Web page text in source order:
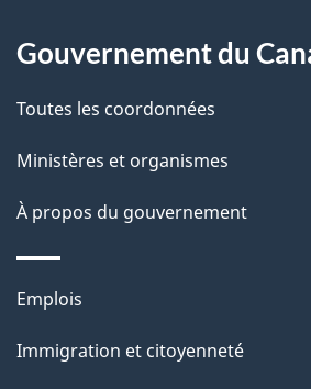
d
e
p
a
site
Gouvernement du
Toutes les coordonnées
Ministères et organismes
À propos du gouvernement
Thèmes
sujets
Emplois
Immigration et citoyenneté